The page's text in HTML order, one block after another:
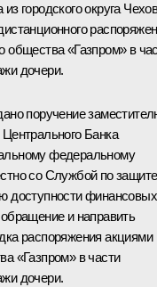
городского округа
общества «Газпром» в
дочери.
поручение
Банка
федеральному
со Службой по защите
доступности финансовых
и направить
распоряжения акциями
«Газпром» в части
дочери.